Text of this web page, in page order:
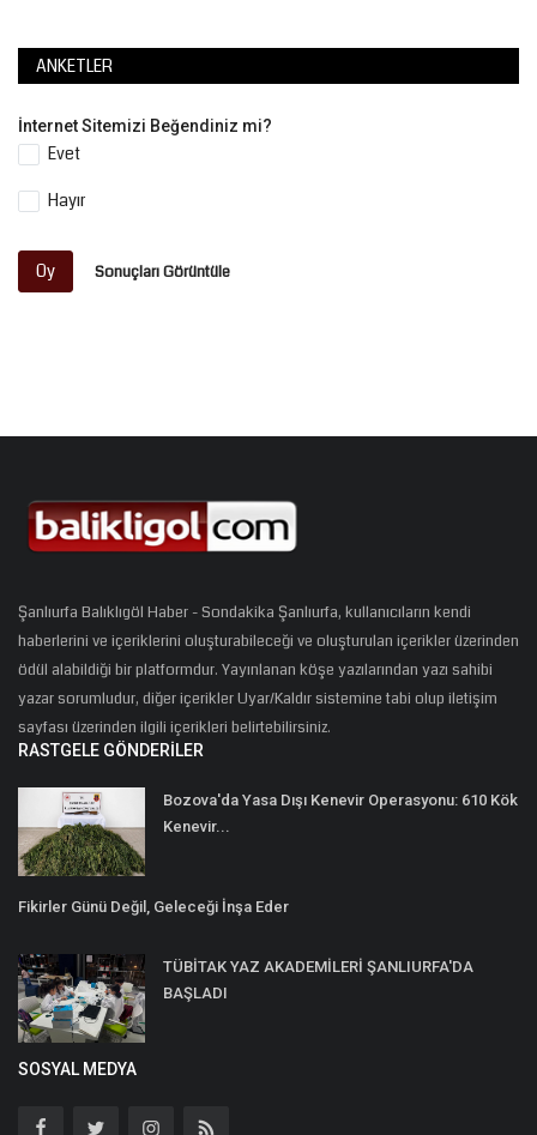
ANKETLER
İnternet Sitemizi Beğendiniz mi?
Evet
Hayır
Oy Sonuçları Görüntüle
Şanlıurfa Balıklıgöl Haber - Sondakika Şanlıurfa, kullanıcıların kendi
haberlerini ve içeriklerini oluşturabileceği ve oluşturulan içerikler üzerinden
ödül alabildiği bir platformdur. Yayınlanan köşe yazılarından yazı sahibi
yazar sorumludur, diğer içerikler Uyar/Kaldır sistemine tabi olup iletişim
sayfası üzerinden ilgili içerikleri belirtebilirsiniz.
RASTGELE GÖNDERILER
Bozova'da Yasa Dışı Kenevir Operasyonu: 610 Kök
Kenevir...
Fikirler Günü Değil, Geleceği İnşa Eder
TÜBİTAK YAZ AKADEMİLERİ ŞANLIURFA'DA
BAŞLADI
SOSYAL MEDYA